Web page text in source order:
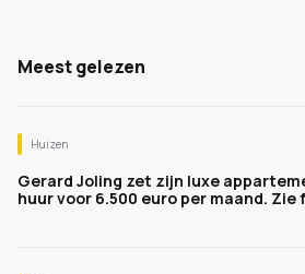
Meest gelezen
Huizen
Gerard Joling zet zijn luxe
huur voor 6.500 euro per maand. Zie